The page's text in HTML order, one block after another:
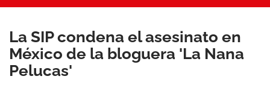
La SIP condena el asesinato en
México de la bloguera 'La Nana
Pelucas'